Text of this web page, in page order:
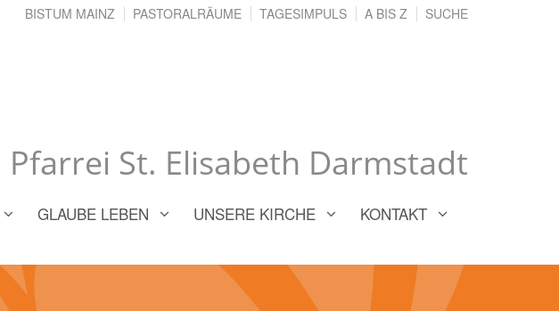
Pfarrei St. Elisabeth Darmstadt
BISTUM MAINZ PASTORALRÄUME TAGESIMPULS A BIS Z SUCHE
GLAUBE LEBEN UNSERE KIRCHE KONTAKT